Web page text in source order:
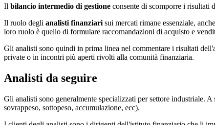
Il bilancio intermedio di gestione consente di scomporre i risultati
Il ruolo degli analisti finanziari sui mercati rimane essenziale,
loro ruolo è quello di formulare raccomandazioni di acquisto e
Gli analisti sono quindi in prima linea nel commentare i risultati
private o in incontri più aperti rivolti alla comunità finanziaria.
Analisti da seguire
Gli analisti sono generalmente specializzati per settore industriale.
sovrappeso, sottopeso, accumulazione, ecc).